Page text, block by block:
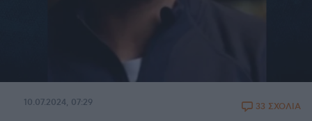
10.07.2024, 07:29 33 ΣΧΟΛΙΑ